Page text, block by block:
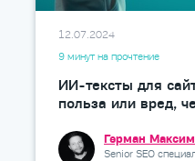
12.07.2024
9 минут на прочтение
ИИ-тексты для
польза или вред,
Герман
Senior SEO